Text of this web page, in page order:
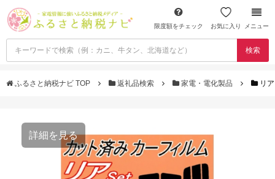
限度額をチェック お気に入り メニュー
検索
ふるさと納税ナビ TOP 返礼品検索 家電・電化製品 リ
詳細を見る